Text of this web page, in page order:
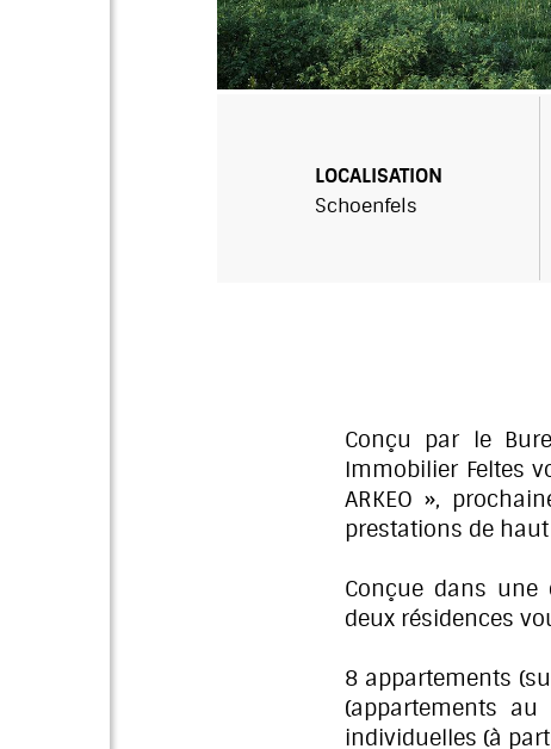
LOCALISATION
Schoenfels
Conçu par le
Immobilier Feltes
ARKEO »,
prestations de
Conçue dans une
deux résidences
8 appartements
(appartements
individuelles (à